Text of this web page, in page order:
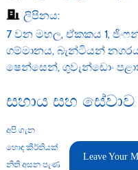
ලිපිනය:
7 වන මහල, ඒකකය 1,
ගම්මානය, බැන්ටියන්
ෂෙන්සෙන්, ගුවැන්ඩොං
සහාය සහ සේවාව
අපි ගැන
හොඳ කීර්තියක්
නිති අසන පැණ
Leave Your